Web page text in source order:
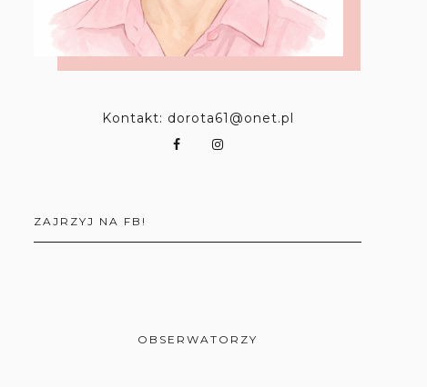
Kontakt: dorota61@onet.pl
ZAJRZYJ NA FB!
OBSERWATORZY